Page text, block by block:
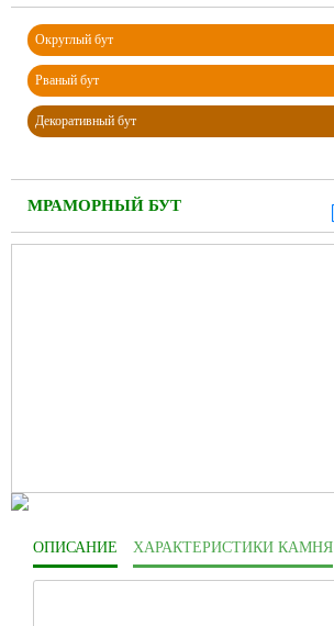
Округлый бут
Рваный бут
Декоративный бут
МРАМОРНЫЙ БУТ
ОПИСАНИЕ ХАРАКТЕРИСТИКИ КАМНЯ